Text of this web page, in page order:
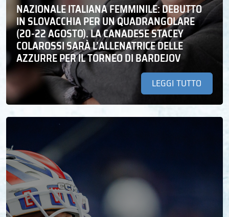
NAZIONALE ITALIANA FEMMINILE: DEBUTTO
IN SLOVACCHIA PER UN QUADRANGOLARE
(20-22 AGOSTO). LA CANADESE STACEY
COLAROSSI SARÀ L’ALLENATRICE DELLE
AZZURRE PER IL TORNEO DI BARDEJOV
LEGGI TUTTO